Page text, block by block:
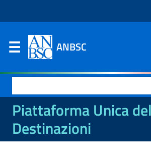
ANBSC
per:
Piattaforma Unica
Destinazioni